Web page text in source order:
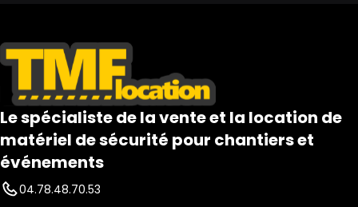
Le spécialiste de la vente et la location de
matériel de sécurité pour chantiers et
événements
04.78.48.70.53